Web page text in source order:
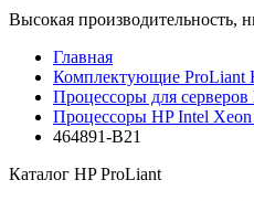
Высокая производительность,
Главная
Комплектующие ProLiant
Процессоры для серверов
Процессоры HP Intel Xeon
464891-B21
Каталог HP ProLiant